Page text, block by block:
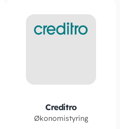
Creditro
Økonomistyring